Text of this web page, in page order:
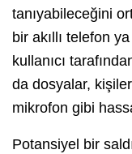
tanıyabileceğini
bir akıllı telefon
kullanıcı
da dosyalar,
mikrofon gibi
Potansiyel bir